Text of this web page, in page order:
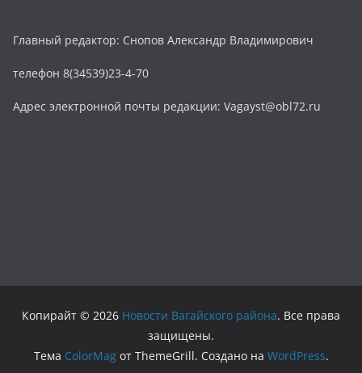
Главный редактор: Снопов Александр Владимирович
телефон 8(34539)23-4-70
Адрес электронной почты редакции: Vagayst@obl72.ru
Копирайт © 2026 Новости Вагайского района. Все права
защищены.
Тема ColorMagот ThemeGrill. Создано на WordPress.